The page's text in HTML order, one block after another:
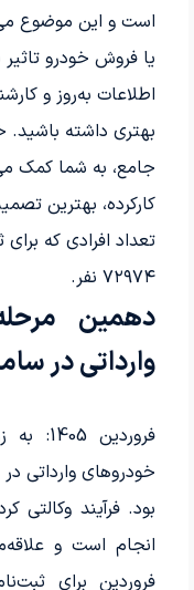
است و این موضوع
یا فروش خودرو تاثیر
اطلاعات به‌روز و
بهتری داشته باشید.
جامع، به شما کمک
کارکرده، بهترین
تعداد افرادی که
۷۲۹۷۴ نفر.
دهمین
وارداتی در
خودروهای وارداتی
بود. فرآیند
فروردین برای